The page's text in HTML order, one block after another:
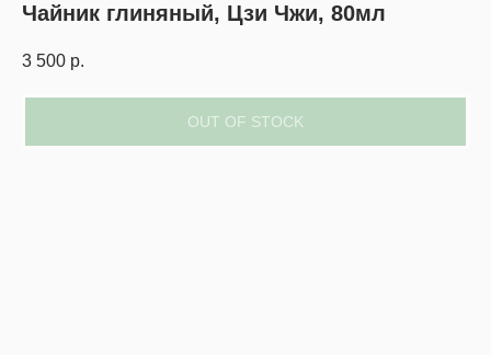
Чайник глиняный, Цзи Чжи, 80мл
3 500 р.
OUT OF STOCK